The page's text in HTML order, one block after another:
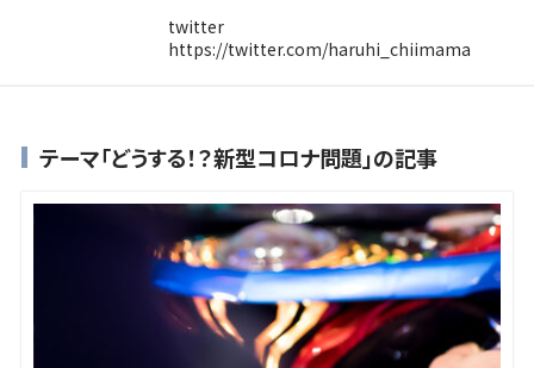
twitter
https://twitter.com/haruhi_chiimama
テーマ「どうする！？新型コロナ問題」の記事